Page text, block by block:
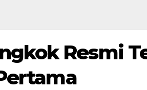
Resmi